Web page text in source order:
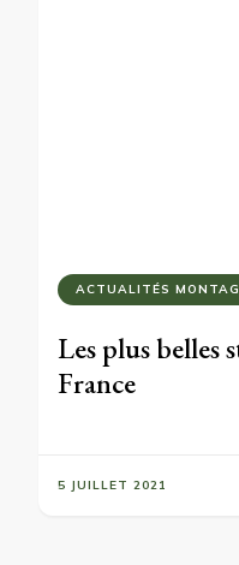
ACTUALITÉS
Les plus belles
France
5 JUILLET 2021